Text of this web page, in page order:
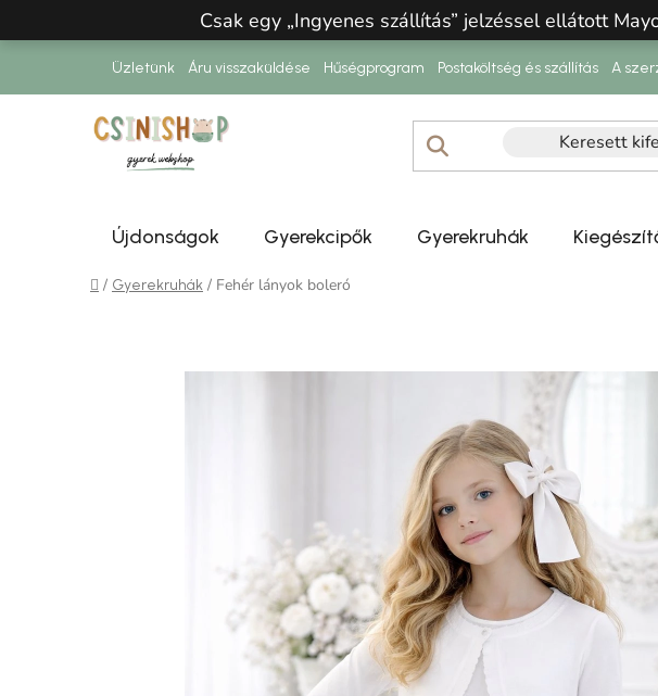
Csak egy „Ingyenes szállítás” jelzéssel ellátott
Üzletünk Áru visszaküldése Hűségprogram Postaköltség és szállítás A
Újdonságok Gyerekcipők Gyerekruhák
Kezdőlap
/ Gyerekruhák / Fehér lányok boleró